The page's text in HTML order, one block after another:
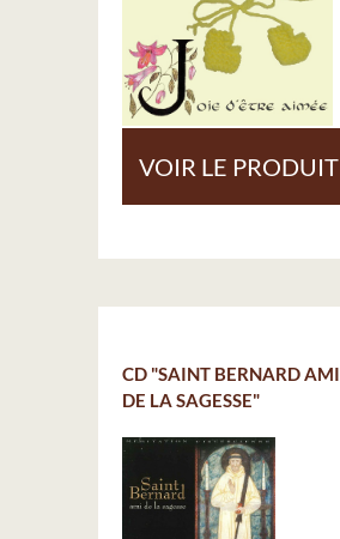
VOIR LE PRODUIT
CD "SAINT BERNARD AMI
DE LA SAGESSE"